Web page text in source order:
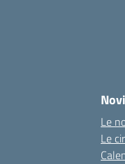
Le
Le